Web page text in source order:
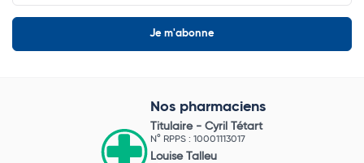
Nos pharmaciens
Titulaire - Cyril Tétart
N° RPPS : 10001113017
Louise Talleu